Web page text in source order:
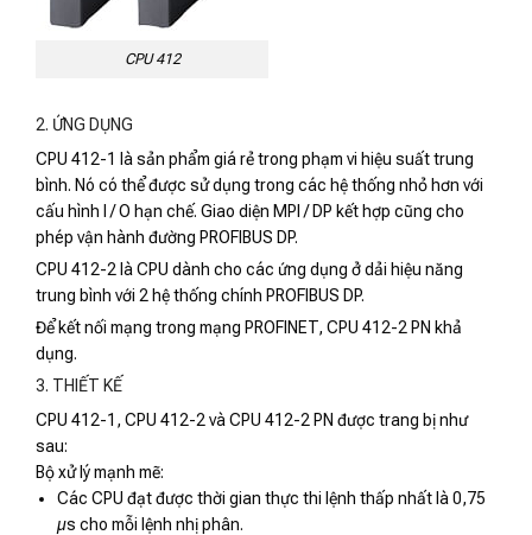
CPU 412
2. ỨNG DỤNG
CPU 412-1 là sản phẩm giá rẻ trong phạm vi hiệu suất trung
bình. Nó có thể được sử dụng trong các hệ thống nhỏ hơn với
cấu hình I / O hạn chế. Giao diện MPI / DP kết hợp cũng cho
phép vận hành đường PROFIBUS DP.
CPU 412-2 là CPU dành cho các ứng dụng ở dải hiệu năng
trung bình với 2 hệ thống chính PROFIBUS DP.
Để kết nối mạng trong mạng PROFINET, CPU 412-2 PN khả
dụng.
3. THIẾT KẾ
CPU 412-1, CPU 412-2 và CPU 412-2 PN được trang bị như
sau:
Bộ xử lý mạnh mẽ:
Các CPU đạt được thời gian thực thi lệnh thấp nhất là 0,75
µs cho mỗi lệnh nhị phân.